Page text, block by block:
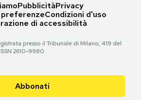
PubblicitàPrivacy
Condizioni d'uso
di accessibilità
presso il Tribunale di Milano, 419 del
2610-9980
Abbonati